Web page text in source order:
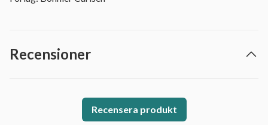
Recensioner
Recensera produkt